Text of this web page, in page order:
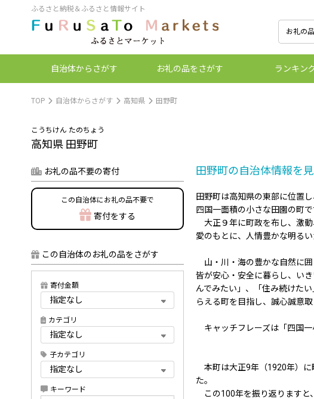
ふるさと納税＆ふるさと情報サイト
自治体からさがす お礼の品をさがす ランキン
TOP 自治体からさがす 高知県 田野町
こうちけん たのちょう
高知県 田野町
田野町の自治体情報を
田野町は高知県の東部に位置
四国一面積の小さな田園の町で
大正９年に町政を布し、激動
愛のもとに、人情豊かな明る
山・川・海の豊かな自然に囲
皆が安心・安全に暮らし、い
んでみたい」、「住み続けた
らえる町を目指し、誠心誠意取
キャッチフレーズは「四国一
本町は大正9年（1920年）に
た。
この100年を振り返りますと
お礼の品不要の寄付
この自治体にお礼の品不要で
寄付をする
この自治体のお礼の品をさがす
寄付金額
カテゴリ
子カテゴリ
キーワード